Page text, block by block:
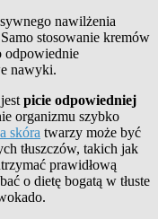
nawilżenia
stosowanie kremów
odpowiednie
nawyki.
picie odpowiedniej
organizmu szybko
skóra twarzy może być
tłuszczów, takich jak
prawidłową
o dietę bogatą w tłuste